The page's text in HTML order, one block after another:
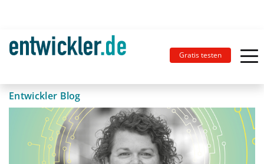
Gratis testen
Entwickler Blog